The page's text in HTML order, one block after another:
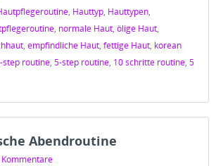
, Hauttyp, Hauttypen,
, normale Haut, ölige Haut,
, empfindliche Haut, fettige Haut, korean
step routine, 5-step routine, 10 schritte routine, 5
Abendroutine